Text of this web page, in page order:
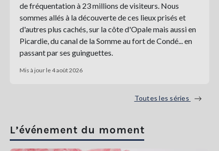
de fréquentation à 23 millions de visiteurs. Nous
sommes allés à la découverte de ces lieux prisés et
d'autres plus cachés, sur la côte d'Opale mais aussi en
Picardie, du canal de la Somme au fort de Condé... en
passant par ses guinguettes.
Mis à jour le 4 août 2026
Toutes les séries
L’événement du moment